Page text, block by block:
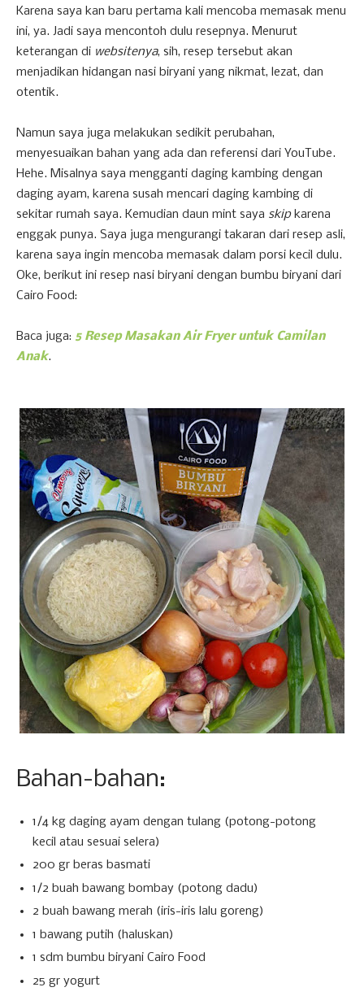
Karena saya kan baru pertama kali mencoba memasak menu
ini, ya. Jadi saya mencontoh dulu resepnya. Menurut
keterangan di websitenya, sih, resep tersebut akan
menjadikan hidangan nasi biryani yang nikmat, lezat, dan
otentik.
Namun saya juga melakukan sedikit perubahan,
menyesuaikan bahan yang ada dan referensi dari YouTube.
Hehe. Misalnya saya mengganti daging kambing dengan
daging ayam, karena susah mencari daging kambing di
sekitar rumah saya. Kemudian daun mint saya skip karena
enggak punya. Saya juga mengurangi takaran dari resep asli,
karena saya ingin mencoba memasak dalam porsi kecil dulu.
Oke, berikut ini resep nasi biryani dengan bumbu biryani dari
Cairo Food:
Baca juga: 5 Resep Masakan Air Fryer untuk Camilan
Anak.
Bahan-bahan:
1/4 kg daging ayam dengan tulang (potong-potong
kecil atau sesuai selera)
200 gr beras basmati
1/2 buah bawang bombay (potong dadu)
2 buah bawang merah (iris-iris lalu goreng)
1 bawang putih (haluskan)
1 sdm bumbu biryani Cairo Food
25 gr yogurt